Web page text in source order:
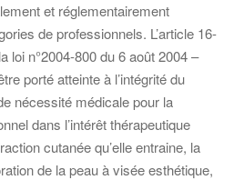
et réglementairement
de professionnels. L’article 16-
loi n°2004-800 du 6 août 2004 –
porté atteinte à l’intégrité du
nécessité médicale pour la
dans l’intérêt thérapeutique
cutanée qu’elle entraine, la
de la peau à visée esthétique,